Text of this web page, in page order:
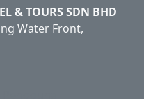
& TOURS SDN BHD
Water Front,